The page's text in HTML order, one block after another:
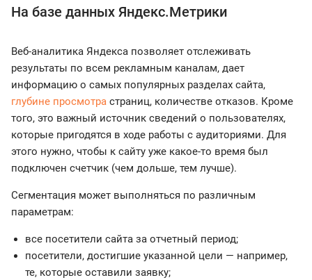
На базе данных Яндекс.Метрики
Веб-аналитика Яндекса позволяет отслеживать
результаты по всем рекламным каналам, дает
информацию о самых популярных разделах сайта,
глубине просмотра страниц, количестве отказов. Кроме
того, это важный источник сведений о пользователях,
которые пригодятся в ходе работы с аудиториями. Для
этого нужно, чтобы к сайту уже какое-то время был
подключен счетчик (чем дольше, тем лучше).
Сегментация может выполняться по различным
параметрам:
все посетители сайта за отчетный период;
посетители, достигшие указанной цели — например,
те, которые оставили заявку;